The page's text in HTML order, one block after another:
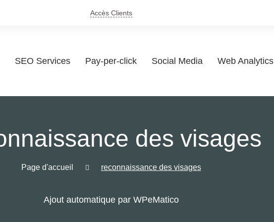
Accès Clients
SEO Services Pay-per-click Social Media Web Analytics
des visages
Page d'accueil reconnaissance des visages
Ajout automatique par WPeMatico